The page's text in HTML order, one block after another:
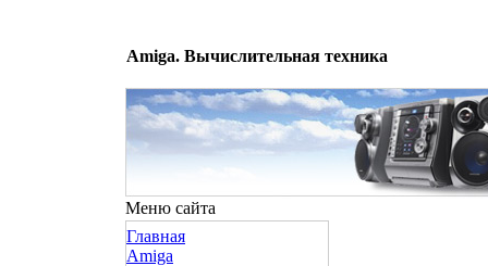
Amiga. Вычислительная техника
Меню сайта
Главная
Amiga